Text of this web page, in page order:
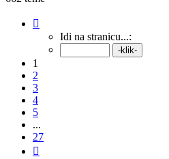
27 .Idi na stranicu...:
1
2
3
4
5
...
27